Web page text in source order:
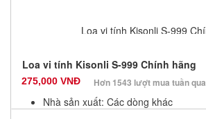
Loa vi tính Kisonli S-999 Chính hãng
275,000 VNĐ Hơn 1543 lượt mua tuần qua
Nhà sản xuất: Các dòng khác